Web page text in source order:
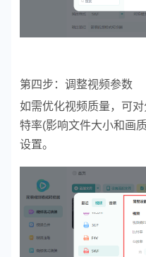
第四步：调整视频参数
如需优化视频质量，可
特率(影响文件大小和画
设置。